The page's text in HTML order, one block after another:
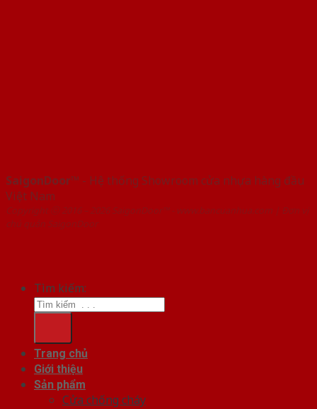
SaigonDoor™ - Hệ thống Showroom cửa nhựa hàng đầu
Việt Nam
Copyright ⓒ 2016 – 2026 SaigonDoor™ - www.bancuanhua.com | Đơn vị
chủ quản SaigonDoor
Tìm kiếm:
Trang chủ
Giới thiệu
Sản phẩm
Cửa chống cháy